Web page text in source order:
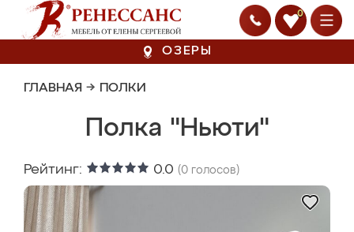
0
ОЗЕРЫ
ГЛАВНАЯ → ПОЛКИ
Полка "Ньюти"
Рейтинг: 0.0 (0 голосов)